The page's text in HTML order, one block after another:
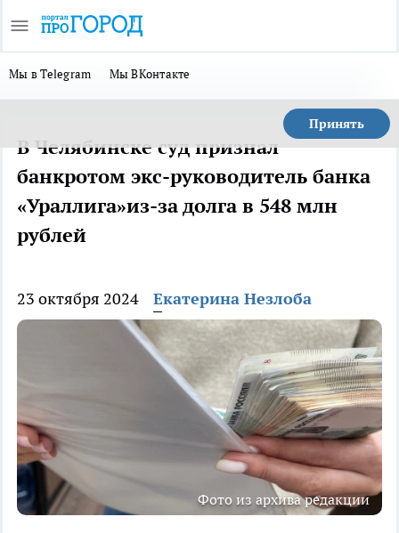
Мы в Telegram Мы ВКонтакте
Принять
В Челябинске суд признал
банкротом экс-руководитель банка
«Ураллига»из-за долга в 548 млн
рублей
23 октября 2024 Екатерина Незлоба
Фото из архива редакции